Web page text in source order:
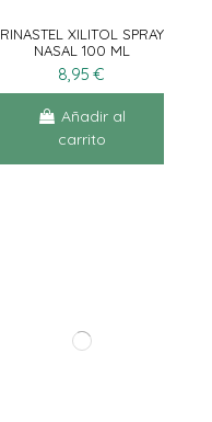
RINASTEL XILITOL SPRAY
NASAL 100 ML
8,95 €
Añadir al
carrito